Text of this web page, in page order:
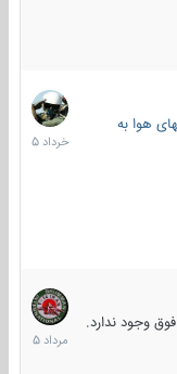
هوا به سطح
30
خرداد
1405
وجود ندارد.
7
مرداد
1405